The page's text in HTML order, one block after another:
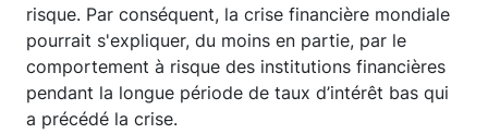
risque. Par conséquent, la crise financière mondiale
pourrait s'expliquer, du moins en partie, par le
comportement à risque des institutions financières
pendant la longue période de taux d’intérêt bas qui
a précédé la crise.